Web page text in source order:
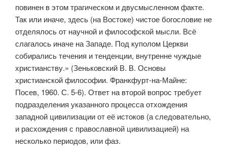
повинен в этом трагическом и двусмысленном факте.
Так или иначе, здесь (на Востоке) чистое богословие не
отделялось от научной и философской мысли. Всё
слагалось иначе на Западе. Под куполом Церкви
собирались тече­ния и тенденции, внутренне чуждые
христианству.» (Зеньковский В. В. Основы
христианской философии. Франкфурт-на-Майне:
Посев, 1960. С. 5-6). Ответ на второй вопрос требует
подразделения указанного процесса отхождения
западной цивилизации от её истоков (а следо­вательно,
и расхождения с православной цивилизацией) на
несколько периодов, или фаз.